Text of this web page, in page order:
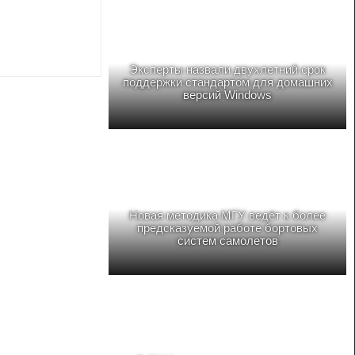
Эксперты назвали двухлетний срок
поддержки стандартом для домашних
версий Windows
Новая методика МГУ ведёт к более
предсказуемой работе бортовых
систем самолетов